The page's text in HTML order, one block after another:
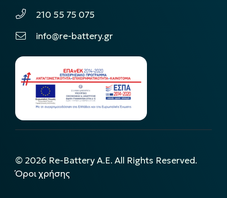
210 55 75 075
info@re-battery.gr
© 2026 Re-Battery A.E. All Rights Reserved.
Όροι χρήσης